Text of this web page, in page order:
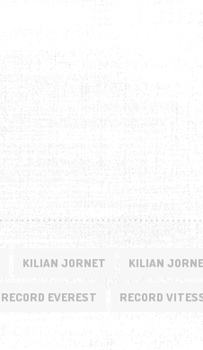
KILIAN JORNET KILIAN
RECORD EVEREST RECORD